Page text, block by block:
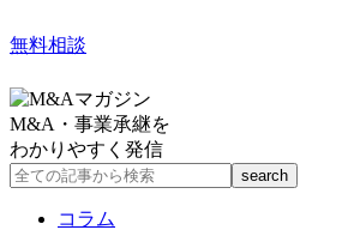
無料相談
M&A・事業承継を
わかりやすく発信
コラム